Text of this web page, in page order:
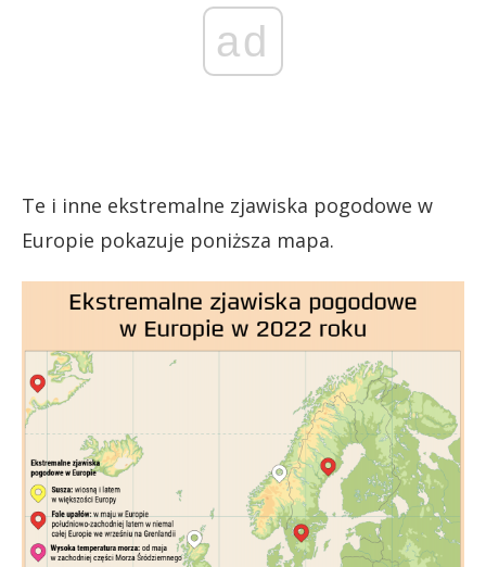
ad
Te i inne ekstremalne zjawiska pogodowe w
Europie pokazuje poniższa mapa.